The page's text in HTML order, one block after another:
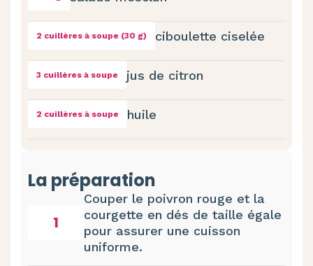
2 cuillères à soupe (30 g) ciboulette ciselée
3 cuillères à soupe jus de citron
2 cuillères à soupe huile
La préparation
1
Couper le poivron rouge et la
courgette en dés de taille égale
pour assurer une cuisson
uniforme.